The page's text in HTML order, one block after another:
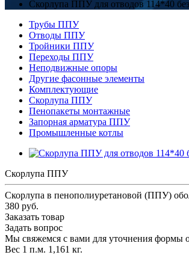
Скорлупа ППУ для отводов 114*40
Трубы ППУ
Отводы ППУ
Тройники ППУ
Переходы ППУ
Неподвижные опоры
Другие фасонные элементы
Комплектующие
Скорлупа ППУ
Пенопакеты монтажные
Запорная арматура ППУ
Промышленные котлы
Скорлупа ППУ
Скорлупа в пенополиуретановой (ППУ)
380 руб.
Заказать товар
Задать вопрос
Мы свяжемся с вами для уточнения формы
Вес 1 п.м. 1,161 кг.